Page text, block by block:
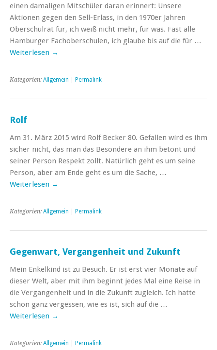
einen damaligen Mitschüler daran erinnert: Unsere
Aktionen gegen den Sell-Erlass, in den 1970er Jahren
Oberschulrat für, ich weiß nicht mehr, für was. Fast alle
Hamburger Fachoberschulen, ich glaube bis auf die für …
Weiterlesen →
Kategorien: Allgemein Permalink
Rolf
Am 31. März 2015 wird Rolf Becker 80. Gefallen wird es ihm
sicher nicht, das man das Besondere an ihm betont und
seiner Person Respekt zollt. Natürlich geht es um seine
Person, aber am Ende geht es um die Sache, …
Weiterlesen →
Kategorien: Allgemein Permalink
Gegenwart, Vergangenheit und Zukunft
Mein Enkelkind ist zu Besuch. Er ist erst vier Monate auf
dieser Welt, aber mit ihm beginnt jedes Mal eine Reise in
die Vergangenheit und in die Zukunft zugleich. Ich hatte
schon ganz vergessen, wie es ist, sich auf die …
Weiterlesen →
Kategorien: Allgemein Permalink